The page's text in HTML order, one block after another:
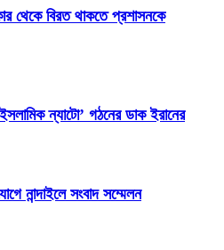
থেকে বিরত থাকতে প্রশাসনকে
ন্যাটো’ গঠনের ডাক ইরানের
নান্দাইলে সংবাদ সম্মেলন